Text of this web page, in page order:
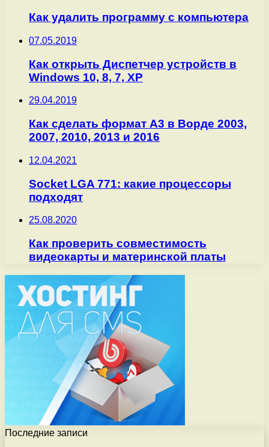
Как удалить программу с компьютера
07.05.2019
Как открыть Диспетчер устройств в
Windows 10, 8, 7, XP
29.04.2019
Как сделать формат А3 в Ворде 2003,
2007, 2010, 2013 и 2016
12.04.2021
Socket LGA 771: какие процессоры
подходят
25.08.2020
Как проверить совместимость
видеокарты и материнской платы
Последние записи